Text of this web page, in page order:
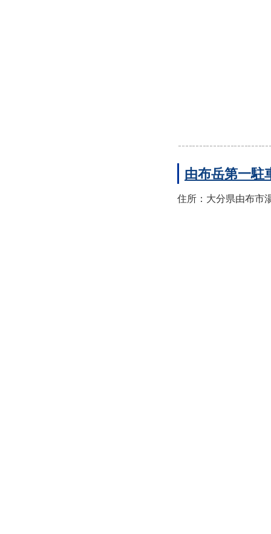
由布岳第一駐
住所：大分県由布市